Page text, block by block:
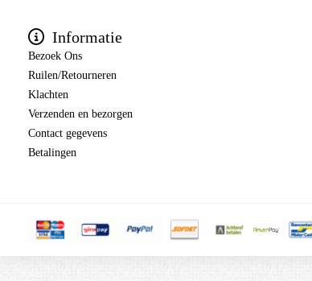
Informatie
Bezoek Ons
Ruilen/Retourneren
Klachten
Verzenden en bezorgen
Contact gegevens
Betalingen